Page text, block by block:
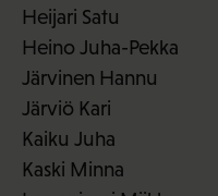
Heijari Satu
Heino Juha-Pekka
Järvinen Hannu
Järviö Kari
Kaiku Juha
Kaski Minna